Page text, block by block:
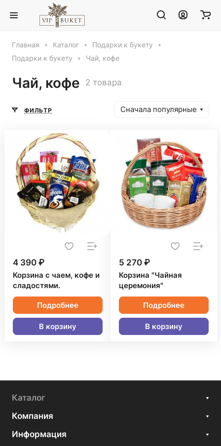
Главная Каталог
Подарки к букету
Подарки к букету
Чай, кофе
Чай, кофе 2 товара
ФИЛЬТР Сначала популярные
4 390 ₽
Корзина с чаем, кофе и
сладостями.
Подробнее
В корзину
5 270 ₽
Корзина "Чайная
церемония"
Подробнее
В корзину
Каталог
Компания
Информация